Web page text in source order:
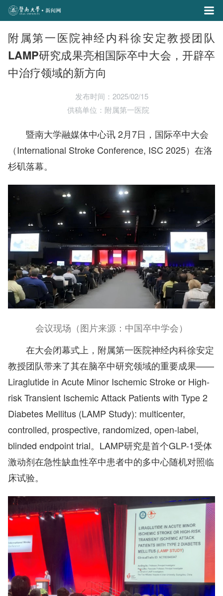
附属第一医院神经内科徐安定教授团队
LAMP研究成果亮相国际卒中大会，开辟卒
中治疗领域的新方向
发布时间：2025/02/15
供稿单位：附属第一医院
暨南大学融媒体中心讯 2月7日，国际卒中大会
（International Stroke Conference, ISC 2025）在洛
杉矶落幕。
会议现场（图片来源：中国卒中学会）
在大会闭幕式上，附属第一医院神经内科徐安定
教授团队带来了其在脑卒中研究领域的重要成果——
Liraglutide in Acute Minor Ischemic Stroke or High-
risk Transient Ischemic Attack Patients with Type 2
Diabetes Mellitus (LAMP Study): multicenter,
controlled, prospective, randomized, open-label,
blinded endpoint trial。 LAMP研究是首个GLP-1受体
激动剂在急性缺血性卒中患者中的多中心随机对照临
床试验。